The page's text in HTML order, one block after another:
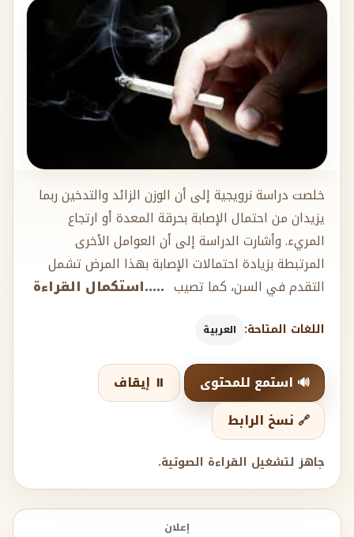
خلصت دراسة نرويجية إلى أن الوزن الزائد والتدخين ربما
يزيدان من احتمال الإصابة بحرقة المعدة أو ارتجاع
المريء. وأشارت الدراسة إلى أن العوامل الأخرى
المرتبطة بزيادة احتمالات الإصابة بهذا المرض تشمل
التقدم في السن، كما تصيب .....استكمال القراءة
اللغات المتاحة: العربية
🔊 استمع للمحتوى
⏸️ إيقاف
🔗 نسخ الرابط
جاهز لتشغيل القراءة الصوتية.
إعلان